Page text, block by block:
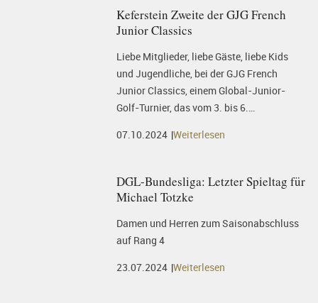
Keferstein Zweite der GJG French
Junior Classics
Liebe Mitglieder, liebe Gäste, liebe Kids
und Jugendliche, bei der GJG French
Junior Classics, einem Global-Junior-
Golf-Turnier, das vom 3. bis 6.…
07.10.2024 Weiterlesen
DGL-Bundesliga: Letzter Spieltag für
Michael Totzke
Damen und Herren zum Saisonabschluss
auf Rang 4
23.07.2024 Weiterlesen